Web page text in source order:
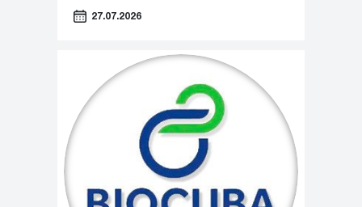
косметической и пищевой
Чжэньцзяне (КНР)
27.07.2026